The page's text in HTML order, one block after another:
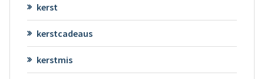
kerst
kerstcadeaus
kerstmis